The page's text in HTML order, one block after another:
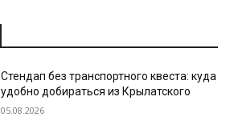
Стендап без транспортного квеста: куда
удобно добираться из Крылатского
05.08.2026